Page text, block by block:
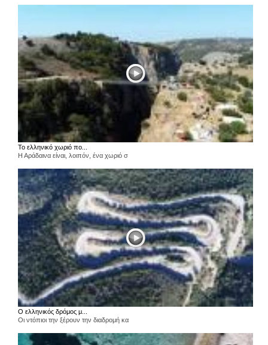
Το ελληνικό χωριό πο...
Η Αράδαινα είναι, λοιπόν, ένα χωριό σ
Ο ελληνικός δρόμος μ...
Οι ντόπιοι την ξέρουν την διαδρομή κα